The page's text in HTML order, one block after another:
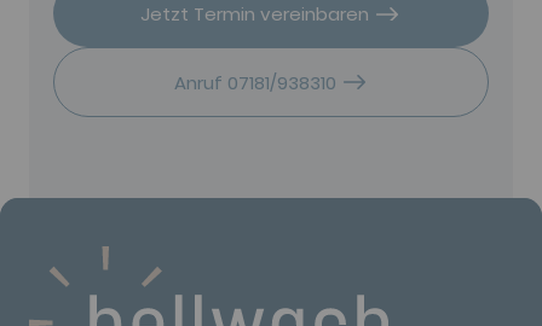
Jetzt Termin vereinbaren
Anruf 07181/938310